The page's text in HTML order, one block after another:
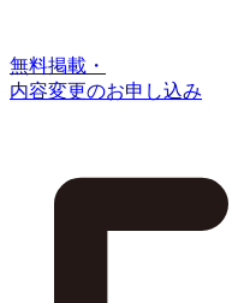
無料掲載・
内容変更のお申し込み